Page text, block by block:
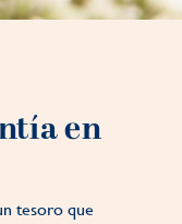
en
tesoro que